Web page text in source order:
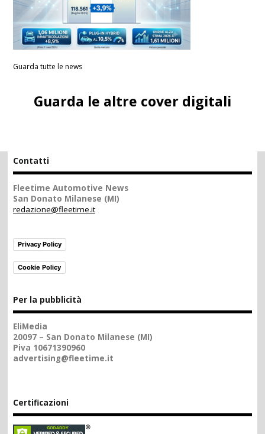
Guarda tutte le news
Guarda le altre cover digitali
Contatti
Fleetime Automotive News
San Donato Milanese (MI)
redazione@fleetime.it
Privacy Policy
Cookie Policy
Per la pubblicità
EliMedia
20097 – San Donato Milanese (MI)
Piva 10671390960
advertising@fleetime.it
Certificazioni